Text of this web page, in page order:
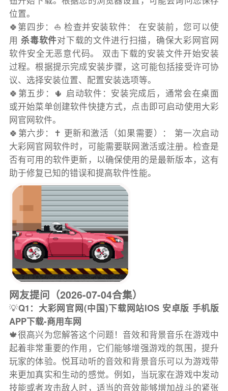
位置。
🍀第四步：⛵️ 检查并安装软件： 在安装前，您可以使
用杀毒软件对下载的文件进行扫描，确保大彩网官网
软件安全无恶意代码。 双击下载的安装文件开始安装
过程。根据提示完成安装步骤，这可能包括接受许可协
议、选择安装位置、配置安装选项等。
🍀第五步：🌵 启动软件：安装完成后，通常会在桌面
或开始菜单创建软件快捷方式，点击即可启动使用大彩
网官网软件。
🍀第六步：✝️ 更新和激活（如果需要）： 第一次启动
大彩网官网软件时，可能需要联网激活或注册。检查是
否有可用的软件更新，以确保使用的是最新版本，这有
助于修复已知的错误和提高软件性能。
网友提问（2026-07-04合集）
💡Q1：大彩网官网(中国)下载网站IOS 安卓版 手机版
APP下载-商用车网
🍁很高兴为您解答这个问题！音效和背景音乐在游戏中
起着非常重要的作用，它们能够增强游戏的氛围，提升
玩家的体验。悦耳动听的音效和背景音乐可以为游戏带
来更加真实和生动的感觉。例如，当玩家在游戏中发动
技能或者攻击敌人时，适当的音效能够增加战斗的紧张